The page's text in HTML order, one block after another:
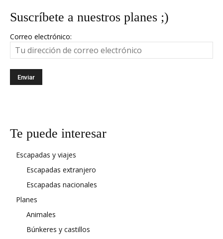
Suscríbete a nuestros planes ;)
Correo electrónico:
Te puede interesar
Escapadas y viajes
Escapadas extranjero
Escapadas nacionales
Planes
Animales
Búnkeres y castillos